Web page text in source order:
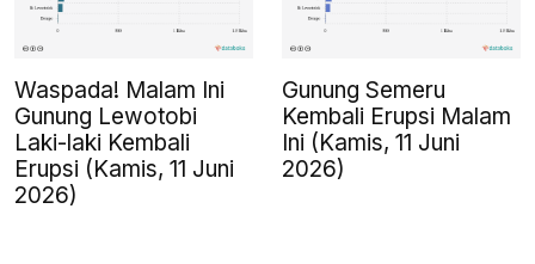
Waspada! Malam Ini
Gunung Lewotobi
Laki-laki Kembali
Erupsi (Kamis, 11 Juni
2026)
Gunung Semeru
Kembali Erupsi Malam
Ini (Kamis, 11 Juni
2026)